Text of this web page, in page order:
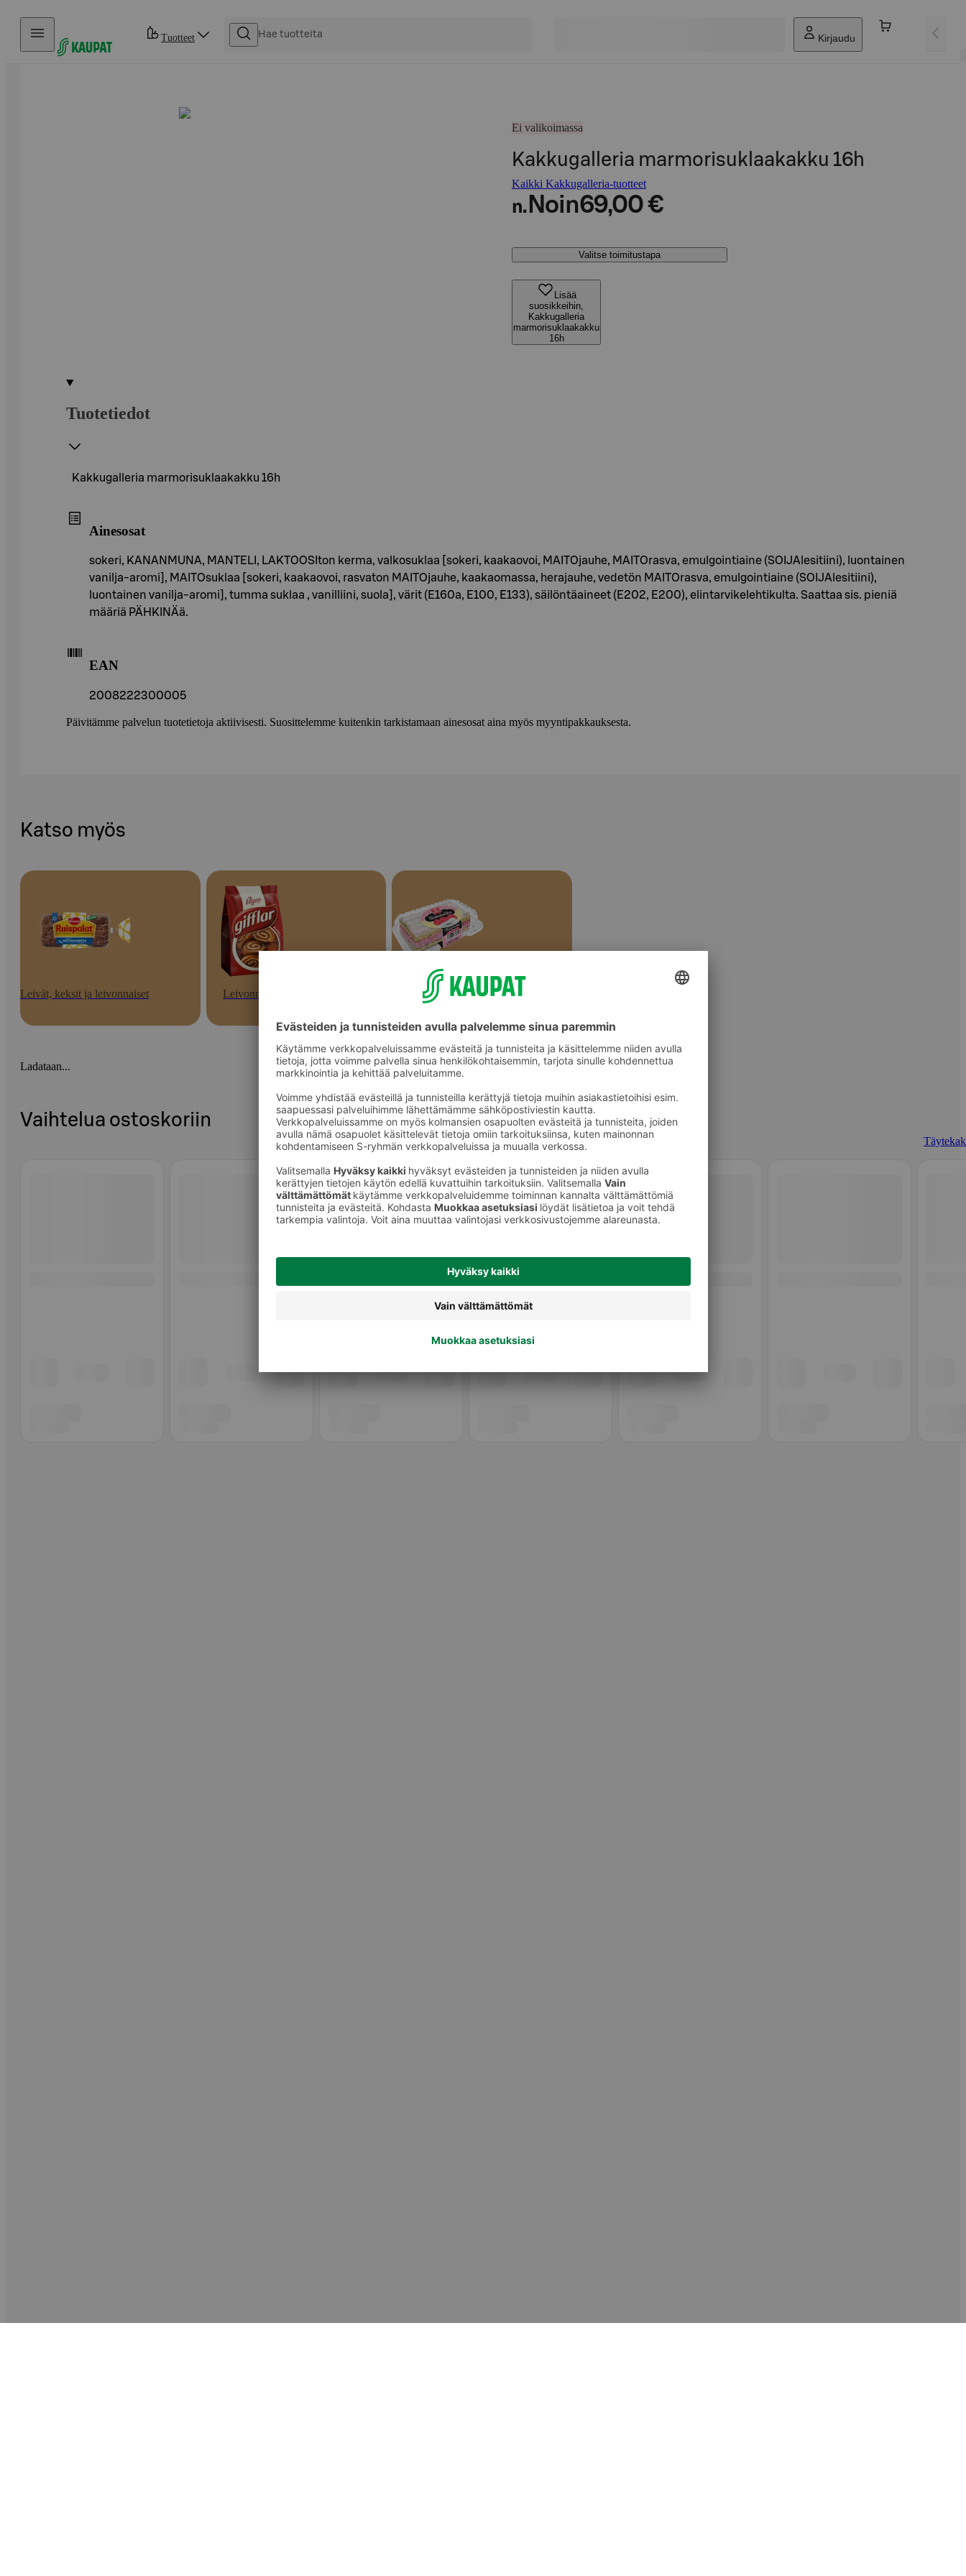
Hyppää sisältöön
Tuotteet Kirjaudu
Ei valikoimassa
Kakkugalleria marmorisuklaakakku 16h
Kaikki Kakkugalleria-tuotteet
n. Noin69,00 €
Valitse toimitustapa
Lisää
suosikkeihin,
Kakkugalleria
marmorisuklaakakku
16h
Tuotetiedot
Kakkugalleria marmorisuklaakakku 16h
Ainesosat
sokeri, KANANMUNA, MANTELI, LAKTOOSIton kerma, valkosuklaa [sokeri, kaakaovoi, MAITOjauhe, MAITOrasva, emulgointiaine (SOIJAlesitiini), luontainen
vanilja-aromi], MAITOsuklaa [sokeri, kaakaovoi, rasvaton MAITOjauhe, kaakaomassa, herajauhe, vedetön MAITOrasva, emulgointiaine (SOIJAlesitiini),
luontainen vanilja-aromi], tumma suklaa , vanilliini, suola], värit (E160a, E100, E133), säilöntäaineet (E202, E200), elintarvikelehtikulta. Saattaa sis. pieniä
määriä PÄHKINÄä.
EAN
2008222300005
Päivitämme palvelun tuotetietoja aktiivisesti. Suosittelemme kuitenkin tarkistamaan ainesosat aina myös myyntipakkauksesta.
Katso myös
Leivät, keksit ja leivonnaiset Leivonnaiset Täytekakut
Ladataan...
Vaihtelua ostoskoriin